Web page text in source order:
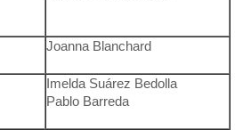
Joanna Blanchard
Imelda Suárez Bedolla
Pablo Barreda